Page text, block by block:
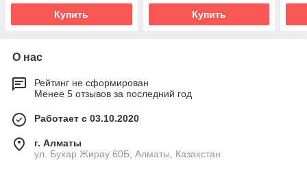
Купить Купить
О нас
Рейтинг не сформирован
Менее 5 отзывов за последний год
Работает с 03.10.2020
г. Алматы
ул. Бухар Жирау 60Б, Алматы, Казахстан